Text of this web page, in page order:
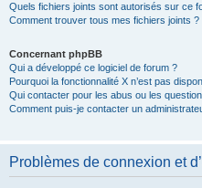
Quels fichiers joints sont autorisés sur ce
Comment trouver tous mes fichiers joints ?
Concernant phpBB
Qui a développé ce logiciel de forum ?
Pourquoi la fonctionnalité X n’est pas
Qui contacter pour les abus ou les
Comment puis-je contacter un
Problèmes de connexion et